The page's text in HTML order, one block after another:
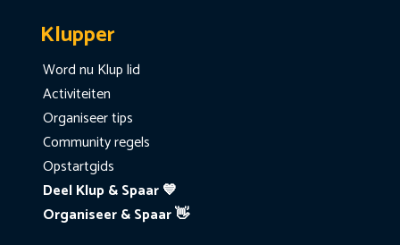
Klupper
Word nu Klup lid
Activiteiten
Organiseer tips
Community regels
Opstartgids
Deel Klup & Spaar 💙
Organiseer & Spaar 👋